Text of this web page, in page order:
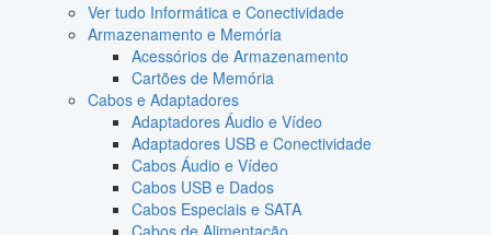
Ver tudo Informática e Conectividade
Armazenamento e Memória
Acessórios de Armazenamento
Cartões de Memória
Cabos e Adaptadores
Adaptadores Áudio e Vídeo
Adaptadores USB e Conectividade
Cabos Áudio e Vídeo
Cabos USB e Dados
Cabos Especiais e SATA